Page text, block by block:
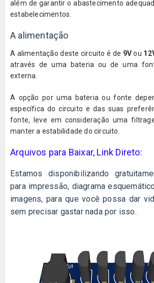
além de garantir o abastecimento
estabelecimentos.
A alimentação
A alimentação deste circuito é de 9Vou
através de uma bateria ou de uma
externa.
A opção por uma bateria ou fonte
específica do circuito e das suas
fonte, leve em consideração uma
manter a estabilidade do circuito.
Arquivos para Baixar, Link Direto:
Estamos disponibilizando
para impressão, diagrama
imagens, para que você possa dar
sem precisar gastar nada por isso.